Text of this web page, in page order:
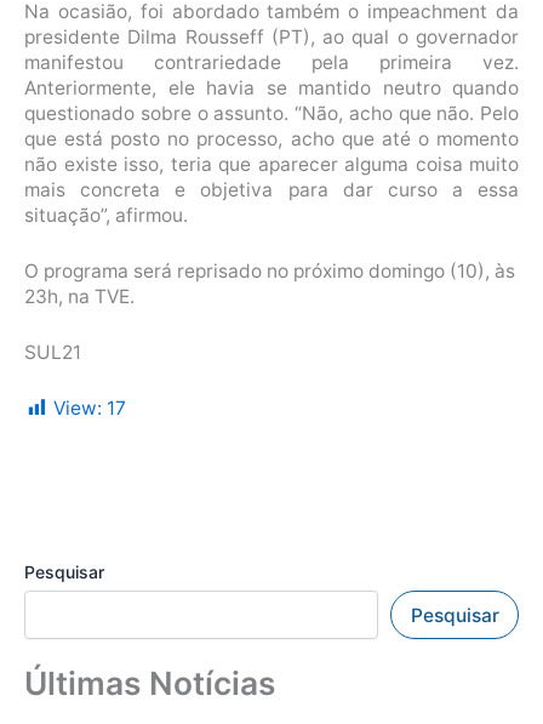
Na ocasião, foi abordado também o impeachment da
presidente Dilma Rousseff (PT), ao qual o governador
manifestou contrariedade pela primeira vez.
Anteriormente, ele havia se mantido neutro quando
questionado sobre o assunto. “Não, acho que não. Pelo
que está posto no processo, acho que até o momento
não existe isso, teria que aparecer alguma coisa muito
mais concreta e objetiva para dar curso a essa
situação”, afirmou.
O programa será reprisado no próximo domingo (10), às
23h, na TVE.
SUL21
View: 17
Pesquisar
Pesquisar
Últimas Notícias